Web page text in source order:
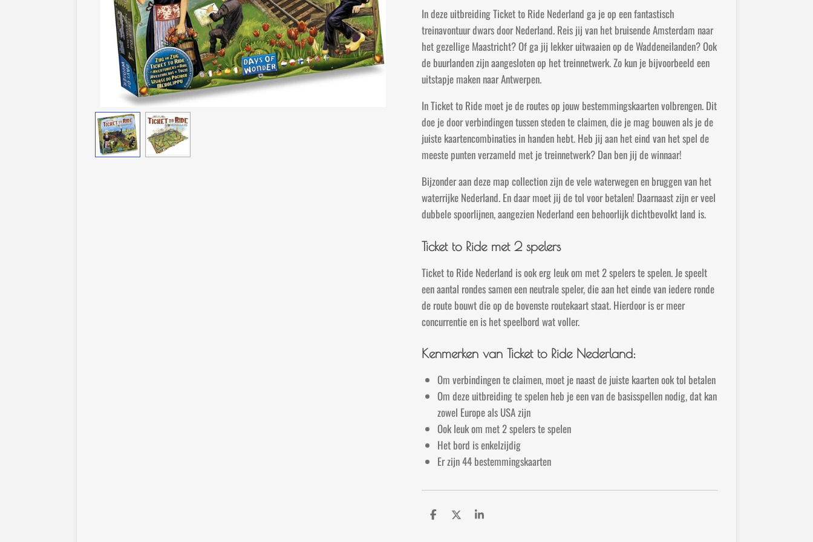
In deze uitbreiding Ticket to Ride Nederland ga je op een fantastisch
treinavontuur dwars door Nederland. Reis jij van het bruisende Amsterdam naar
het gezellige Maastricht? Of ga jij lekker uitwaaien op de Waddeneilanden? Ook
de buurlanden zijn aangesloten op het treinnetwerk. Zo kun je bijvoorbeeld een
uitstapje maken naar Antwerpen.
In Ticket to Ride moet je de routes op jouw bestemmingskaarten volbrengen. Dit
doe je door verbindingen tussen steden te claimen, die je mag bouwen als je de
juiste kaartencombinaties in handen hebt. Heb jij aan het eind van het spel de
meeste punten verzameld met je treinnetwerk? Dan ben jij de winnaar!
Bijzonder aan deze map collection zijn de vele waterwegen en bruggen van het
waterrijke Nederland. En daar moet jij de tol voor betalen! Daarnaast zijn er veel
dubbele spoorlijnen, aangezien Nederland een behoorlijk dichtbevolkt land is.
Ticket to Ride met 2 spelers
Ticket to Ride Nederland is ook erg leuk om met 2 spelers te spelen. Je speelt
een aantal rondes samen een neutrale speler, die aan het einde van iedere ronde
de route bouwt die op de bovenste routekaart staat. Hierdoor is er meer
concurrentie en is het speelbord wat voller.
Kenmerken van Ticket to Ride Nederland:
Om verbindingen te claimen, moet je naast de juiste kaarten ook tol betalen
Om deze uitbreiding te spelen heb je een van de basisspellen nodig, dat kan
zowel Europe als USA zijn
Ook leuk om met 2 spelers te spelen
Het bord is enkelzijdig
Er zijn 44 bestemmingskaarten
D D S